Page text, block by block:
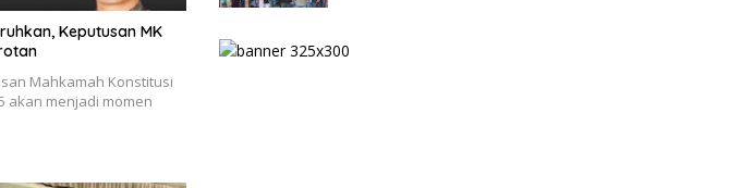
Keputusan MK
Mahkamah Konstitusi
akan menjadi momen